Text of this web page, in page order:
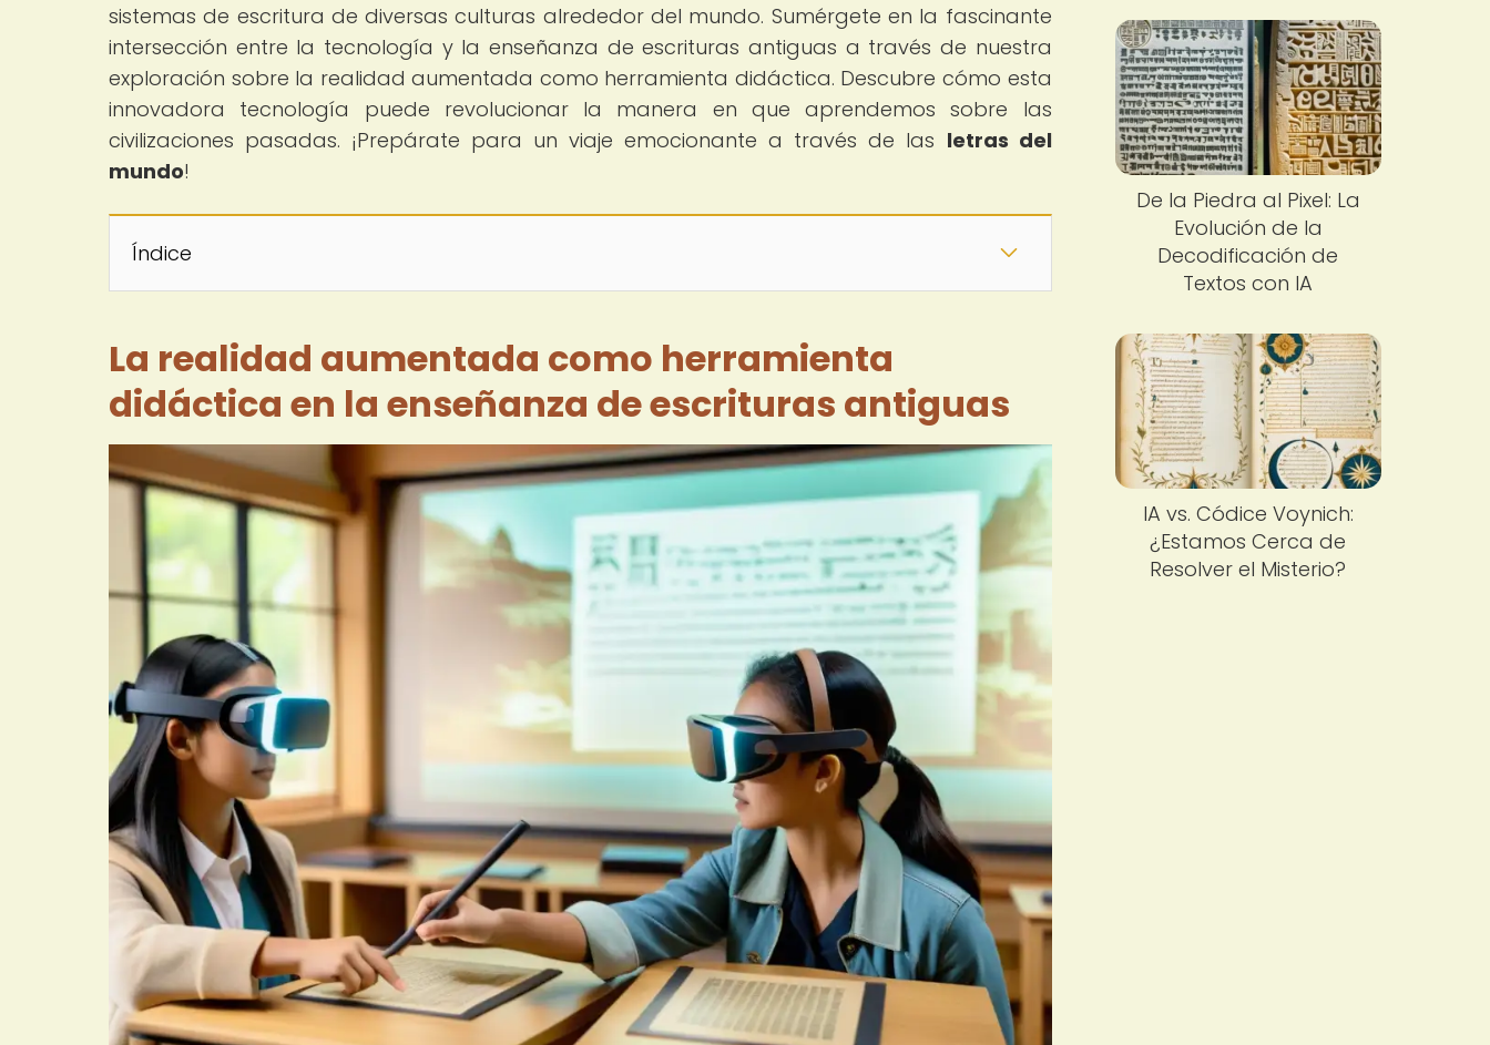
sistemas de escritura de diversas culturas alrededor del mundo. Sumérgete en la fascinante
intersección entre la tecnología y la enseñanza de escrituras antiguas a través de nuestra
exploración sobre la realidad aumentada como herramienta didáctica. Descubre cómo esta
innovadora tecnología puede revolucionar la manera en que aprendemos sobre las
civilizaciones pasadas. ¡Prepárate para un viaje emocionante a través de las letras del
mundo!
Índice
La realidad aumentada como herramienta
didáctica en la enseñanza de escrituras antiguas
De la Piedra al Pixel: La
Evolución de la
Decodificación de
Textos con IA
IA vs. Códice Voynich:
¿Estamos Cerca de
Resolver el Misterio?